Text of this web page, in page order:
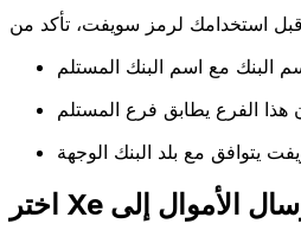
استخدامك لرمز سويفت، تأكد من